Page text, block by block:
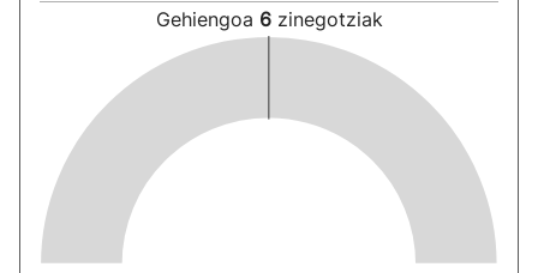
Gehiengoa 6 zinegotziak